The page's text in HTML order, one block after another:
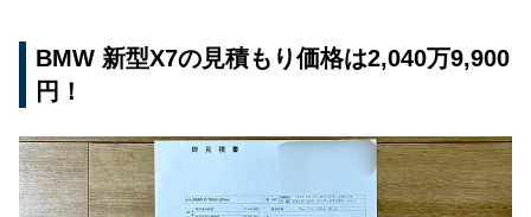
BMW 新型X7の見積もり価格は2,040万9,900
円！